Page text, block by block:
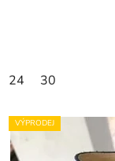
24 30
VÝPRODEJ